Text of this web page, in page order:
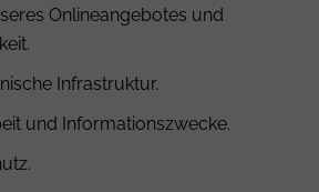
Onlineangebotes und
Infrastruktur.
und Informationszwecke.